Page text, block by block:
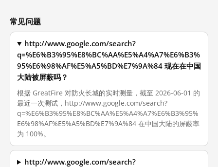
常见问题
http://www.google.com/search?
q=%E6%B3%95%E8%BC%AA%E5%A4%A7%E6%B3%
95%E6%98%AF%E5%A5%BD%E7%9A%84 现在在中国
大陆被屏蔽吗？
根据 GreatFire 对防火长城的实时测量，截至 2026-06-01 的
最近一次测试，http://www.google.com/search?
q=%E6%B3%95%E8%BC%AA%E5%A4%A7%E6%B3%95%
E6%98%AF%E5%A5%BD%E7%9A%84 在中国大陆的屏蔽率
为 100%。
http://www.google.com/search?